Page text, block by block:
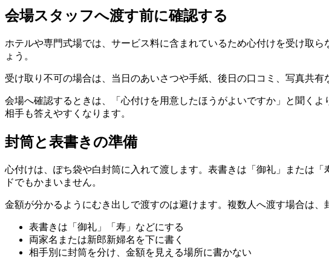
会場スタッフへ渡す前に確認する
ホテルや専門式場では、サービス料に含まれているため心付けを受け取
ょう。
受け取り不可の場合は、当日のあいさつや手紙、後日の口コミ、写真共
会場へ確認するときは、「心付けを用意したほうがよいですか」と聞く
相手も答えやすくなります。
封筒と表書きの準備
心付けは、ぽち袋や白封筒に入れて渡します。表書きは「御礼」または
ドでもかまいません。
金額が分かるようにむき出しで渡すのは避けます。複数人へ渡す場合は
表書きは「御礼」「寿」などにする
両家名または新郎新婦名を下に書く
相手別に封筒を分け、金額を見える場所に書かない